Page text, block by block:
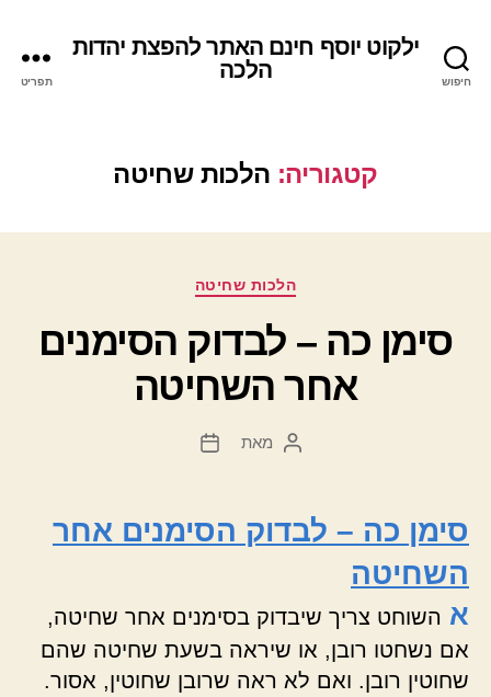
חיפוש
ילקוט יוסף חינם האתר להפצת יהדות
הלכה
תפריט
קטגוריה: הלכות שחיטה
קטגוריות
הלכות שחיטה
סימן כה – לבדוק הסימנים
אחר השחיטה
המחבר
מאת
תאריך
סימן כה – לבדוק הסימנים אחר
השחיטה
א השוחט צריך שיבדוק בסימנים אחר שחיטה,
אם נשחטו רובן, או שיראה בשעת שחיטה שהם
שחוטין רובן. ואם לא ראה שרובן שחוטין, אסור.